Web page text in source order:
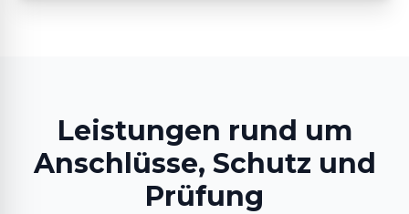
Leistungen rund um
Anschlüsse, Schutz und
Prüfung